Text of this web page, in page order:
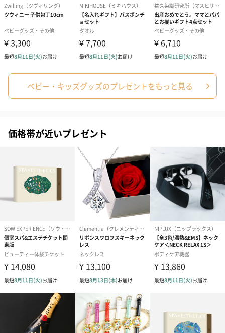
メッセージカードの種類
Happy Birthday（110
For you（110円） 出産祝い（
オーガニックコットン刺繍
ローマ字1（1,100円） ローマ字2（1,100円） ローマ字3（
ベビー・キッズグッズのプレゼントをもっと見る
価格帯が近いプレゼント